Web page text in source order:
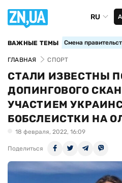
RU
ВАЖНЫЕ ТЕМЫ Смена
ГЛАВНАЯ СПОРТ
СТАЛИ ИЗВЕСТНЫ
ДОПИНГОВОГО
УЧАСТИЕМ
БОБСЛЕИСТКИ НА
18 февраля, 2022, 16:09
Поделиться